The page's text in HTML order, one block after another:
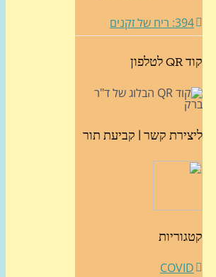
394: ריח של זקנים
קוד QR לטלפון
ליצירת קשר | קביעת תור
קטגוריות
COVID